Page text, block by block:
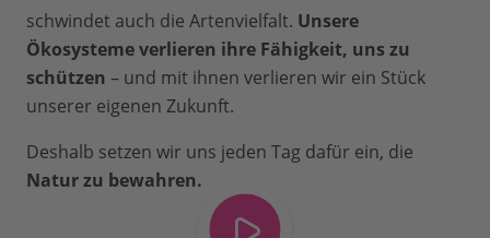
schwindet auch die Artenvielfalt. Unsere
Ökosysteme verlieren ihre Fähigkeit, uns zu
schützen – und mit ihnen verlieren wir ein Stück
unserer eigenen Zukunft.
Deshalb setzen wir uns jeden Tag dafür ein, die
Natur zu bewahren.